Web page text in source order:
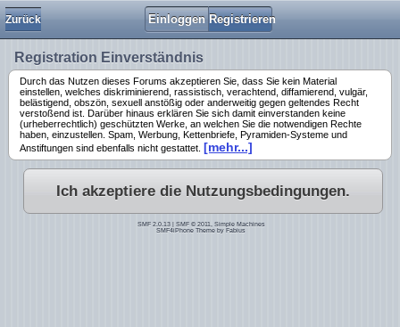
Einloggen Registrieren
Zurück
Registration Einverständnis
Durch das Nutzen dieses Forums akzeptieren Sie, dass Sie kein Material
einstellen, welches diskriminierend, rassistisch, verachtend, diffamierend, vulgär,
belästigend, obszön, sexuell anstößig oder anderweitig gegen geltendes Recht
verstoßend ist. Darüber hinaus erklären Sie sich damit einverstanden keine
(urheberrechtlich) geschützten Werke, an welchen Sie die notwendigen Rechte
haben, einzustellen. Spam, Werbung, Kettenbriefe, Pyramiden-Systeme und
Anstiftungen sind ebenfalls nicht gestattet. [mehr...]
Ich akzeptiere die Nutzungsbedingungen.
SMF 2.0.13| SMF © 2011
Simple Machines
SMF4iPhone Theme by Fabius